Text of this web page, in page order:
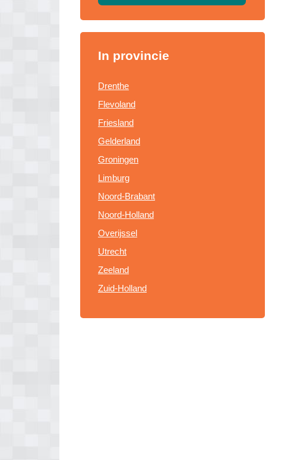
In provincie
Drenthe
Flevoland
Friesland
Gelderland
Groningen
Limburg
Noord-Brabant
Noord-Holland
Overijssel
Utrecht
Zeeland
Zuid-Holland